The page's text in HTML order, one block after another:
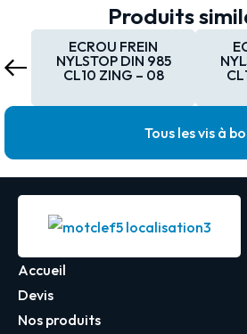
Produits
ECROU FREIN
NYLSTOP DIN 985
CL10 ZING – 08
Tous les vis à
Accueil
Devis
Nos produits